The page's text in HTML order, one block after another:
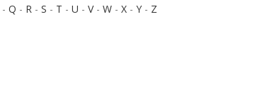
- Q - R - S - T - U - V- W - X - Y - Z